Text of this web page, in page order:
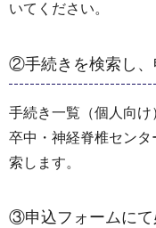
いてください。
②手続きを検索し、
手続き一覧（個人向
卒中・神経脊椎セン
索します。
③申込フォームにて